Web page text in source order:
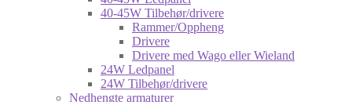
40-45W Tilbehør/drivere
Rammer/Oppheng
Drivere
Drivere med Wago eller Wieland
24W Ledpanel
24W Tilbehør/drivere
Nedhengte armaturer